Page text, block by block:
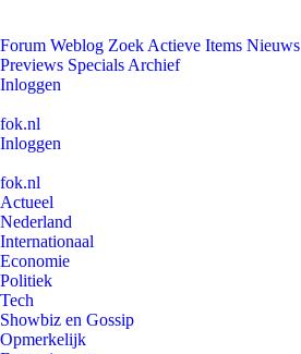
Forum Weblog Zoek Actieve Items Nieuws
Previews Specials Archief
Inloggen
fok.nl
Inloggen
fok.nl
Actueel
Nederland
Internationaal
Economie
Politiek
Tech
Showbiz en Gossip
Opmerkelijk